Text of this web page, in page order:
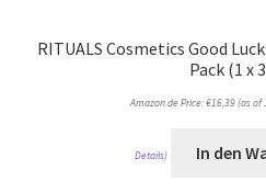
RITUALS Cosmetics Good
Pack (1 x
Amazon.de Price:€16,39(as of
Details) In den